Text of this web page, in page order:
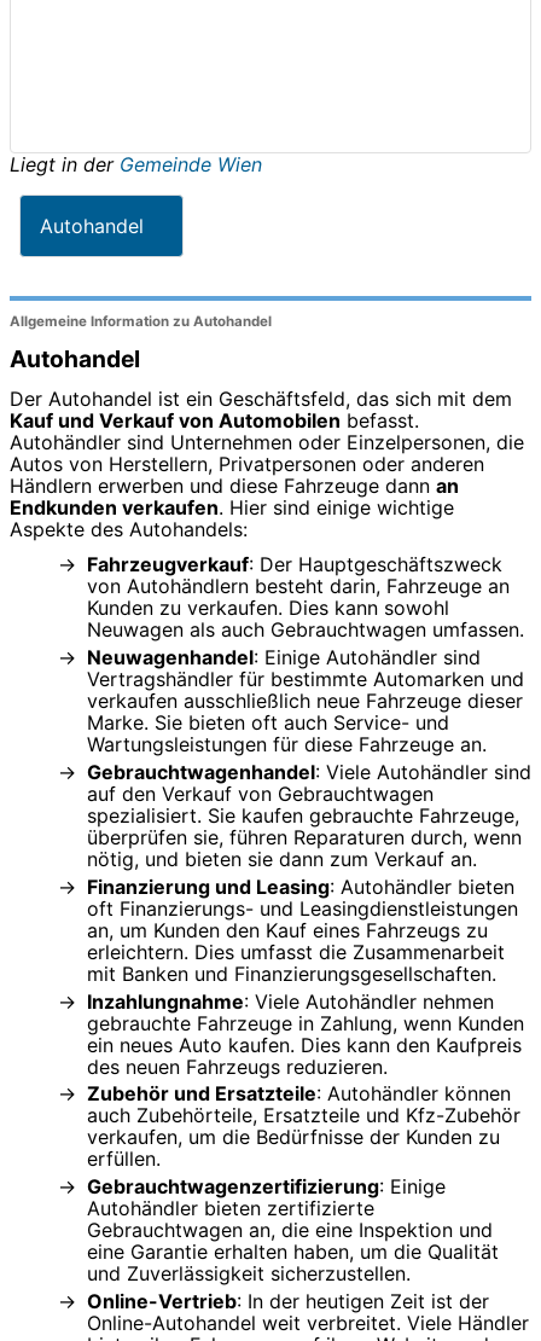
Liegt in der Gemeinde Wien
Autohandel
Allgemeine Information zu Autohandel
Autohandel
Der Autohandel ist ein Geschäftsfeld, das sich mit dem
Kauf und Verkauf von Automobilen befasst.
Autohändler sind Unternehmen oder Einzelpersonen, die
Autos von Herstellern, Privatpersonen oder anderen
Händlern erwerben und diese Fahrzeuge dann an
Endkunden verkaufen. Hier sind einige wichtige
Aspekte des Autohandels:
Fahrzeugverkauf: Der Hauptgeschäftszweck
von Autohändlern besteht darin, Fahrzeuge an
Kunden zu verkaufen. Dies kann sowohl
Neuwagen als auch Gebrauchtwagen umfassen.
Neuwagenhandel: Einige Autohändler sind
Vertragshändler für bestimmte Automarken und
verkaufen ausschließlich neue Fahrzeuge dieser
Marke. Sie bieten oft auch Service- und
Wartungsleistungen für diese Fahrzeuge an.
Gebrauchtwagenhandel: Viele Autohändler sind
auf den Verkauf von Gebrauchtwagen
spezialisiert. Sie kaufen gebrauchte Fahrzeuge,
überprüfen sie, führen Reparaturen durch, wenn
nötig, und bieten sie dann zum Verkauf an.
Finanzierung und Leasing: Autohändler bieten
oft Finanzierungs- und Leasingdienstleistungen
an, um Kunden den Kauf eines Fahrzeugs zu
erleichtern. Dies umfasst die Zusammenarbeit
mit Banken und Finanzierungsgesellschaften.
Inzahlungnahme: Viele Autohändler nehmen
gebrauchte Fahrzeuge in Zahlung, wenn Kunden
ein neues Auto kaufen. Dies kann den Kaufpreis
des neuen Fahrzeugs reduzieren.
Zubehör und Ersatzteile: Autohändler können
auch Zubehörteile, Ersatzteile und Kfz-Zubehör
verkaufen, um die Bedürfnisse der Kunden zu
erfüllen.
Gebrauchtwagenzertifizierung: Einige
Autohändler bieten zertifizierte
Gebrauchtwagen an, die eine Inspektion und
eine Garantie erhalten haben, um die Qualität
und Zuverlässigkeit sicherzustellen.
Online-Vertrieb: In der heutigen Zeit ist der
Online-Autohandel weit verbreitet. Viele Händler